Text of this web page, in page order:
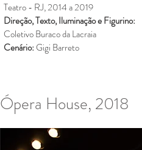
Teatro - RJ, 2014 a 2019
Direção, Texto, Iluminação e Figurino:
Coletivo Buraco da Lacraia
Cenário:Gigi Barreto
Ópera House, 2018